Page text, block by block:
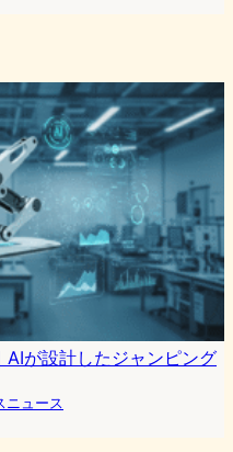
が設計したジャンピング
ニュース